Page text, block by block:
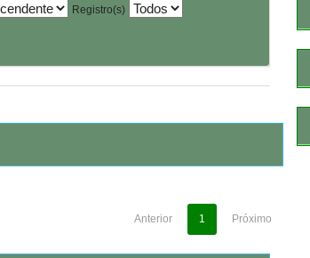
Registro(s)
Anterior 1 Próximo